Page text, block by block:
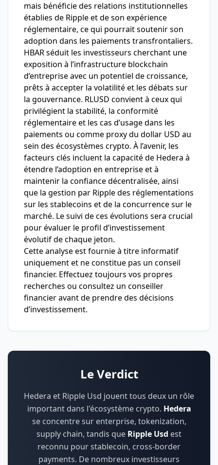
mais bénéficie des relations institutionnelles
établies de Ripple et de son expérience
réglementaire, ce qui pourrait soutenir son
adoption dans les paiements transfrontaliers.
HBAR séduit les investisseurs cherchant une
exposition à l’infrastructure blockchain
d’entreprise avec un potentiel de croissance,
prêts à accepter la volatilité et les débats sur
la gouvernance. RLUSD convient à ceux qui
privilégient la stabilité, la conformité
réglementaire et les cas d’usage dans les
paiements ou comme proxy du dollar USD au
sein des écosystèmes crypto. À l’avenir, les
facteurs clés incluent la capacité de Hedera à
étendre l’adoption en entreprise et à
maintenir la confiance décentralisée, ainsi
que la gestion par Ripple des réglementations
sur les stablecoins et de la concurrence sur le
marché. Le suivi de ces évolutions sera crucial
pour évaluer le profil d’investissement
évolutif de chaque jeton.
Cette analyse est fournie à titre informatif
uniquement et ne constitue pas un conseil
financier. Effectuez toujours vos propres
recherches ou consultez un conseiller
financier avant de prendre des décisions
d’investissement.
Le Verdict
Hedera et Ripple Usd jouent tous deux un rôle
important dans l'écosystème crypto. Hedera
se concentre sur enterprise, tokenization,
supply chain, tandis que Ripple Usd est
reconnu pourstablecoin, cross-border
payments. De nombreux investisseurs